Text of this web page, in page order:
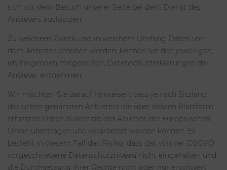
sich vor dem Besuch unserer Seite bei dem Dienst des
Anbieters ausloggen.
Zu welchem Zweck und in welchem Umfang Daten von
dem Anbieter erhoben werden, können Sie den jeweiligen,
im Folgenden mitgeteilten, Datenschutzerklärungen der
Anbieter entnehmen.
Wir möchten Sie darauf hinweisen, dass je nach Sitzland
des unten genannten Anbieters die über dessen Plattform
erfassten Daten außerhalb des Raumes der Europäischen
Union übertragen und verarbeitet werden können. Es
besteht in diesem Fall das Risiko, dass das von der DSGVO
vorgeschriebene Datenschutzniveau nicht eingehalten und
die Durchsetzung Ihrer Rechte nicht oder nur erschwert